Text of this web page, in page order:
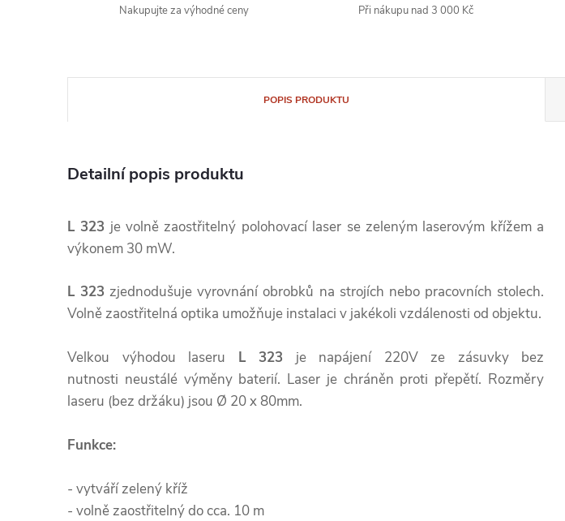
Nakupujte za výhodné ceny Při nákupu nad 3 000 Kč
POPIS PRODUKTU
Detailní popis produktu
L 323 je volně zaostřitelný polohovací laser se zeleným laserovým křížem a
výkonem 30 mW.
L 323 zjednodušuje vyrovnání obrobků na strojích nebo pracovních stolech.
Volně zaostřitelná optika umožňuje instalaci v jakékoli vzdálenosti od objektu.
Velkou výhodou laseru L 323 je napájení 220V ze zásuvky bez
nutnosti neustálé výměny baterií. Laser je chráněn proti přepětí. Rozměry
laseru (bez držáku) jsou Ø 20 x 80mm.
Funkce:
- vytváří zelený kříž
- volně zaostřitelný do cca. 10 m